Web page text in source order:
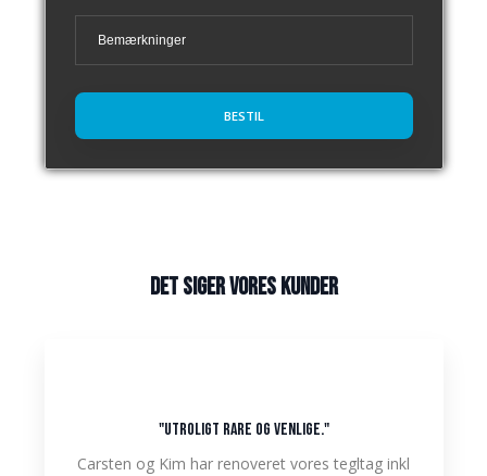
Det siger vores kunder​
"utroligt rare og venlige."
Carsten og Kim har renoveret vores tegltag inkl